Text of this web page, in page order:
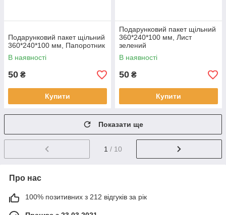
Подарунковий пакет щільний
360*240*100 мм, Папоротник
В наявності
50 ₴
Купити
Подарунковий пакет щільний
360*240*100 мм, Лист
зелений
В наявності
50 ₴
Купити
Показати ще
1 / 10
Про нас
100% позитивних з 212 відгуків за рік